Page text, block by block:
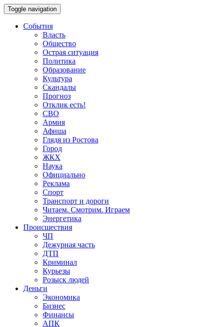
Toggle navigation
События
Власть
Общество
Острая ситуация
Политика
Образование
Культура
Скандалы
Прогноз
Отклик есть!
СВО
Армия
Афиша
Глядя из Ростова
Город
ЖКХ
Наука
Официально
Реклама
Спорт
Транспорт и дороги
Читаем. Смотрим. Играем
Энергетика
Происшествия
ЧП
Дежурная часть
ДТП
Криминал
Курьезы
Розыск людей
Деньги
Экономика
Бизнес
Финансы
АПК